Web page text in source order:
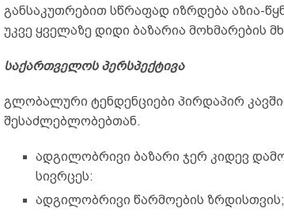
განსაკუთრებით სწრაფად იზრდება აზია-
უკვე ყველაზე დიდი ბაზარია მოხმარების
საქართველოს პერსპექტივა
გლობალური ტენდენციები პირდაპირ
შესაძლებლობებთან.
ადგილობრივი ბაზარი ჯერ კიდევ
სივრცეს:
ადგილობრივი წარმოების ზრდისთვის;